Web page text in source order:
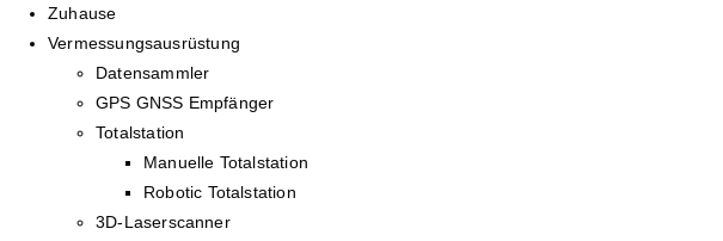
Zuhause
Vermessungsausrüstung
Datensammler
GPS GNSS Empfänger
Totalstation
Manuelle Totalstation
Robotic Totalstation
3D-Laserscanner